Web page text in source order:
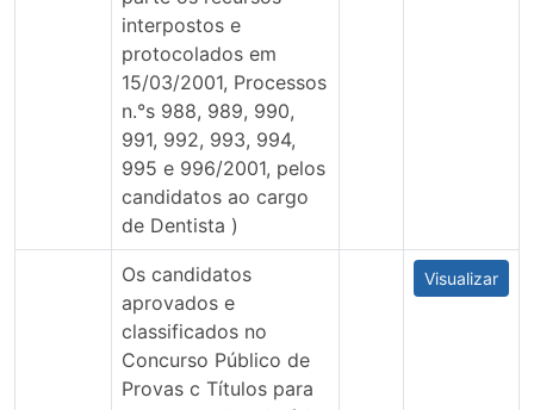
interpostos e
protocolados em
15/03/2001, Processos
n.°s 988, 989, 990,
991, 992, 993, 994,
995 e 996/2001, pelos
candidatos ao cargo
de Dentista )
Os candidatos
aprovados e
classificados no
Concurso Público de
Provas c Títulos para
Visualizar